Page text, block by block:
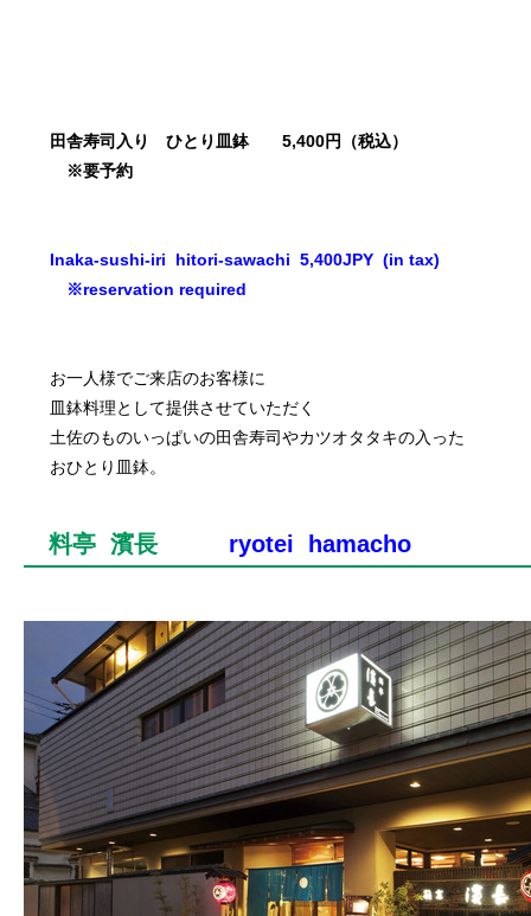
田舎寿司入り ひとり皿鉢 5,400円（税込）
※要予約
Inaka-sushi-iri hitori-sawachi 5,400JPY (in tax)
※reservation required
お一人様でご来店のお客様に
皿鉢料理として提供させていただく
土佐のものいっぱいの田舎寿司やカツオタタキの入った
おひとり皿鉢。
料亭 濱長 ryotei hamacho